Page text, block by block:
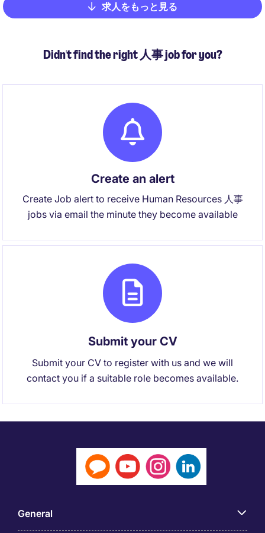
Pagination
求人をもっと見る
Didn't find the right 人事 job for you?
Create an alert
Create Job alert to receive Human Resources 人事
jobs via email the minute they become available
Submit your CV
Submit your CV to register with us and we will
contact you if a suitable role becomes available.
General